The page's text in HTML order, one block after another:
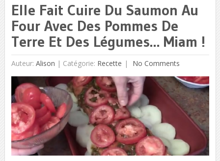
Elle Fait Cuire Du Saumon Au
Four Avec Des Pommes De
Terre Et Des Légumes… Miam !
Auteur: Alison | Catégorie: Recette No Comments